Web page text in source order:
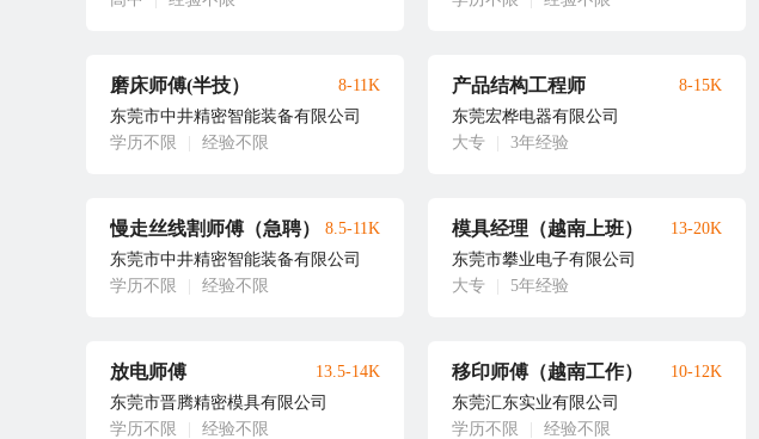
磨床师傅(半技）
东莞市中井精密智能装备有限公司
学历不限
经验不限
8-11K 产品结构工程师
东莞宏桦电器有限公司
大专
3年经验
8-15K
慢走丝线割师傅（急聘）
东莞市中井精密智能装备有限公司
学历不限
经验不限
8.5-11K 模具经理（越南上班）
东莞市攀业电子有限公司
大专
5年经验
13-20K
放电师傅
东莞市晋腾精密模具有限公司
学历不限
经验不限
13.5-14K 移印师傅（越南工作）
东莞汇东实业有限公司
学历不限
经验不限
10-12K